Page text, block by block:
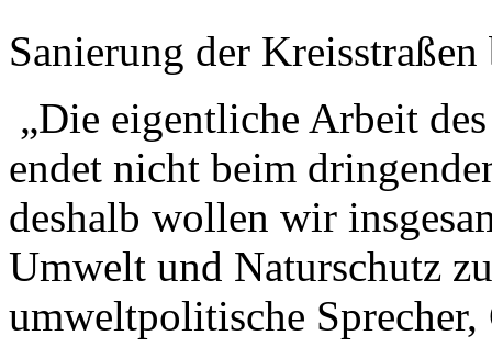
Sanierung der
„Die eigentliche Arbeit
endet nicht beim
deshalb wollen wir
Umwelt und Naturschutz
umweltpolitische